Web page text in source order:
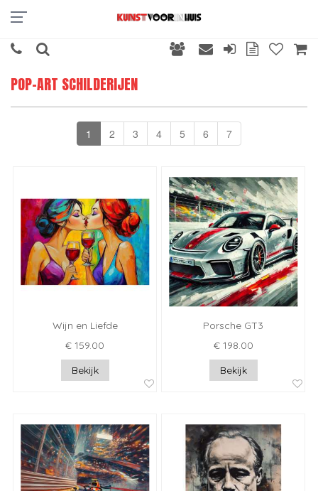
POP-ART SCHILDERIJEN
1 2 3 4 5 6 7
Wijn en Liefde
€ 159.00
Bekijk
Porsche GT3
€ 198.00
Bekijk